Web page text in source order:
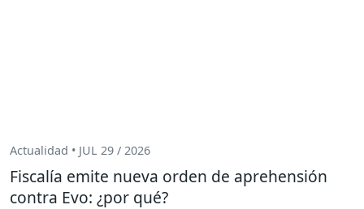
Actualidad • JUL 29 / 2026
Fiscalía emite nueva orden de aprehensión
contra Evo: ¿por qué?